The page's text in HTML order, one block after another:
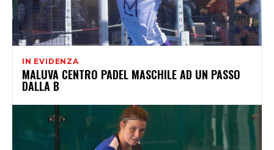
IN EVIDENZA
MALUVA CENTRO PADEL MASCHILE AD UN PASSO
DALLA B